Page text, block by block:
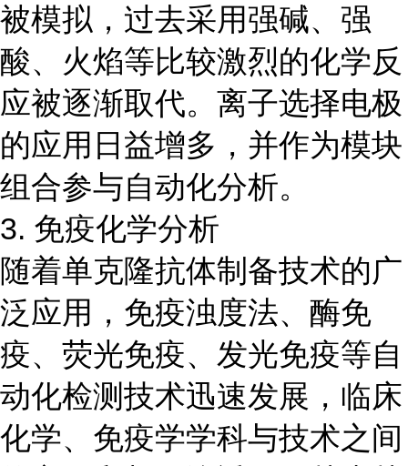
被模拟，过去采用强碱、强
酸、火焰等比较激烈的化学反
应被逐渐取代。离子选择电极
的应用日益增多，并作为模块
组合参与自动化分析。
3. 免疫化学分析
随着单克隆抗体制备技术的广
泛应用，免疫浊度法、酶免
疫、荧光免疫、发光免疫等自
动化检测技术迅速发展，临床
化学、免疫学学科与技术之间